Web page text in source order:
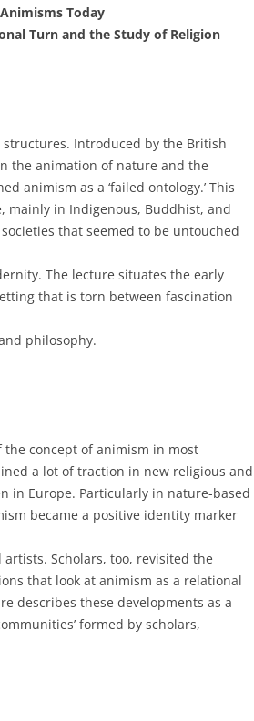
Today
Turn and the Study of Religion
Introduced by the British
the animation of nature and the
animism as a ‘failed ontology.’ This
mainly in Indigenous, Buddhist, and
that seemed to be untouched
The lecture situates the early
that is torn between fascination
philosophy.
concept of animism in most
a lot of traction in new religious and
in Europe. Particularly in nature-based
became a positive identity marker
Scholars, too, revisited the
that look at animism as a relational
describes these developments as a
formed by scholars,